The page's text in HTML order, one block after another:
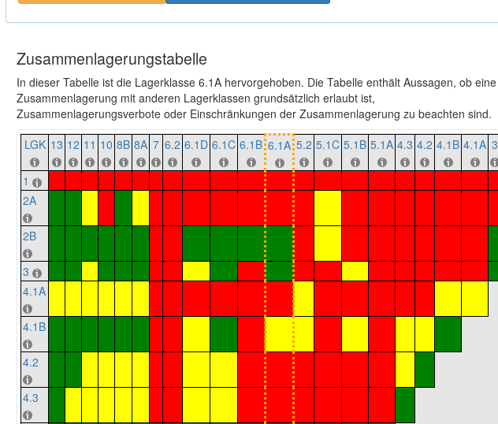
Zusammenlagerungstabelle
In dieser Tabelle ist die Lagerklasse 6.1A hervorgehoben. Die Tabelle enthält Aussagen, ob eine
Zusammenlagerung mit anderen Lagerklassen grundsätzlich erlaubt ist,
Zusammenlagerungsverbote oder Einschränkungen der Zusammenlagerung zu beachten sind.
LGK 13 12 11 10 8B 8A 7 6.2 6.1D 6.1C 6.1B 6.1A 5.2 5.1C 5.1B 5.1A 4.3 4.2 4.1B 4.1A 3
1
2A
2B
3
4.1A
4.1B
4.2
4.3